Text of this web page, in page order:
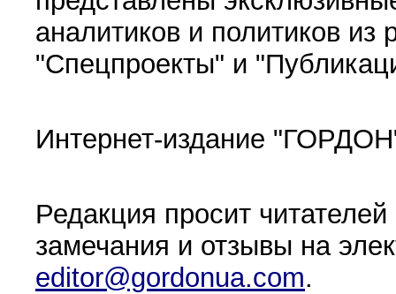
аналитиков и политиков из
"Спецпроекты" и
Интернет-издание
Редакция просит
замечания и отзывы на
editor@gordonua.com.